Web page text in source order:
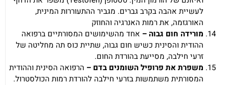
לעשיית אהבה בקרב גברים. מגביר ההתעוררות המינית,
האורגזמה, את רמות האנרגיה והחוזק
מורידה חום גבוה – אחד מהשימושים המסורתיים ברפואה
ההודית והסינית כשיש חום גבוה, שתיית כוס תה מחליטה של
זרעי חילבה, מסייעת בהורדת החום.
משפרת את פרופיל השומנים בדם – הרפואה הסינית וההודית
המסורתית משתמשות בזרעי חילבה להורדת רמות הכולסטרול.